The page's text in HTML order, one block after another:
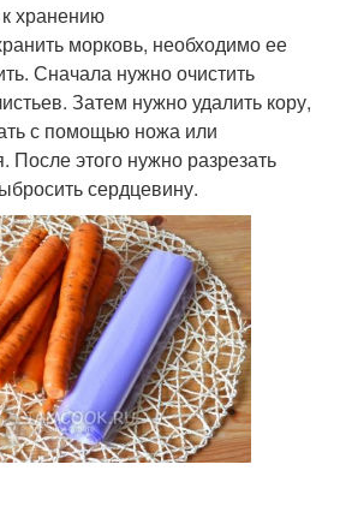
хранению
морковь, необходимо ее
Сначала нужно очистить
Затем нужно удалить кору,
с помощью ножа или
После этого нужно разрезать
сердцевину.